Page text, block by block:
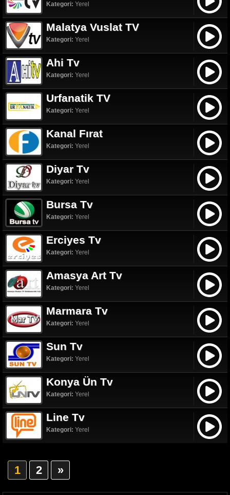
Kategori: Yerel
Malatya Vuslat TV
Kategori: Yerel
Ahi Tv
Kategori: Yerel
Urfanatik TV
Kategori: Yerel
Kanal Fırat
Kategori: Yerel
Diyar Tv
Kategori: Yerel
Bursa Tv
Kategori: Yerel
Erciyes Tv
Kategori: Yerel
Amasya Art Tv
Kategori: Yerel
Marmara Tv
Kategori: Yerel
Sun Tv
Kategori: Yerel
Konya Ün Tv
Kategori: Yerel
Line Tv
Kategori: Yerel
1 2 »